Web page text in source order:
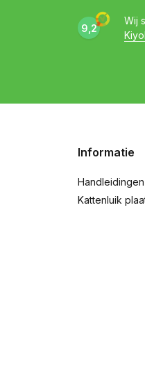
9,2
Wij
Informatie
Handleidingen
Kattenluik